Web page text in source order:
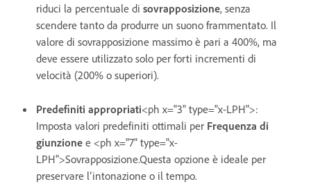
riduci la percentuale di sovrapposizione, senza
scendere tanto da produrre un suono frammentato. Il
valore di sovrapposizione massimo è pari a 400%, ma
deve essere utilizzato solo per forti incrementi di
velocità (200% o superiori).
Predefiniti appropriati<ph x="3" type="x-LPH">:
Imposta valori predefiniti ottimali per Frequenza di
giunzione e <ph x="7" type="x-
LPH">Sovrapposizione.Questa opzione è ideale per
preservare l’intonazione o il tempo.